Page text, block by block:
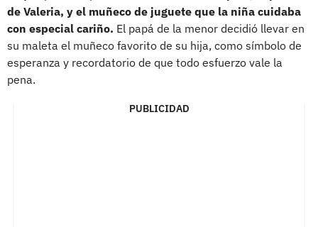
de Valeria, y el muñeco de juguete que la niña cuidaba
con especial cariño. El papá de la menor decidió llevar en
su maleta el muñeco favorito de su hija, como símbolo de
esperanza y recordatorio de que todo esfuerzo vale la
pena.
PUBLICIDAD